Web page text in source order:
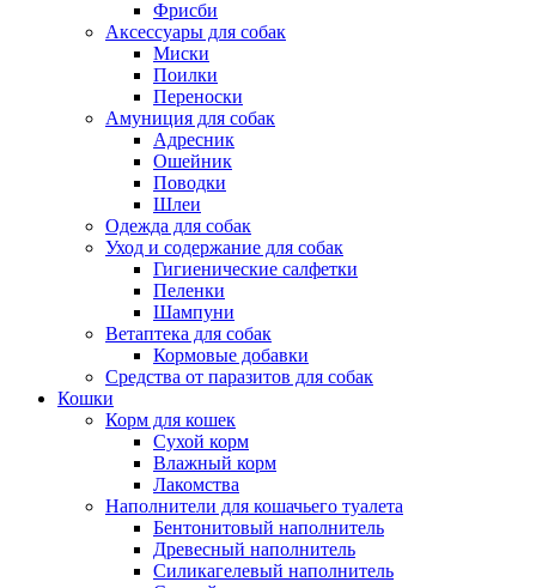
Фрисби
Аксессуары для собак
Миски
Поилки
Переноски
Амуниция для собак
Адресник
Ошейник
Поводки
Шлеи
Одежда для собак
Уход и содержание для собак
Гигиенические салфетки
Пеленки
Шампуни
Ветаптека для собак
Кормовые добавки
Средства от паразитов для собак
Кошки
Корм для кошек
Сухой корм
Влажный корм
Лакомства
Наполнители для кошачьего туалета
Бентонитовый наполнитель
Древесный наполнитель
Силикагелевый наполнитель